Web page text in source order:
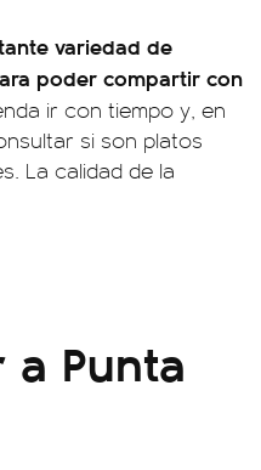
variedad de
poder compartir con
ir con tiempo y, en
si son platos
La calidad de la
Punta